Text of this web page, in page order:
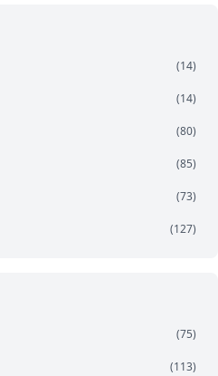
(14)
(14)
(80)
(85)
(73)
(127)
(75)
(113)